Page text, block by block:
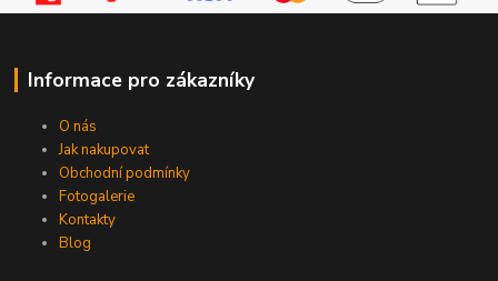
Informace pro zákazníky
O nás
Jak nakupovat
Obchodní podmínky
Fotogalerie
Kontakty
Blog